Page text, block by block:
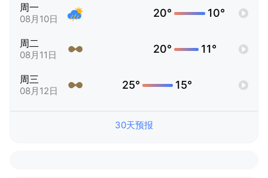
周一
08月10日 20° 10°
周二
08月11日 20° 11°
周三
08月12日 25° 15°
30天预报